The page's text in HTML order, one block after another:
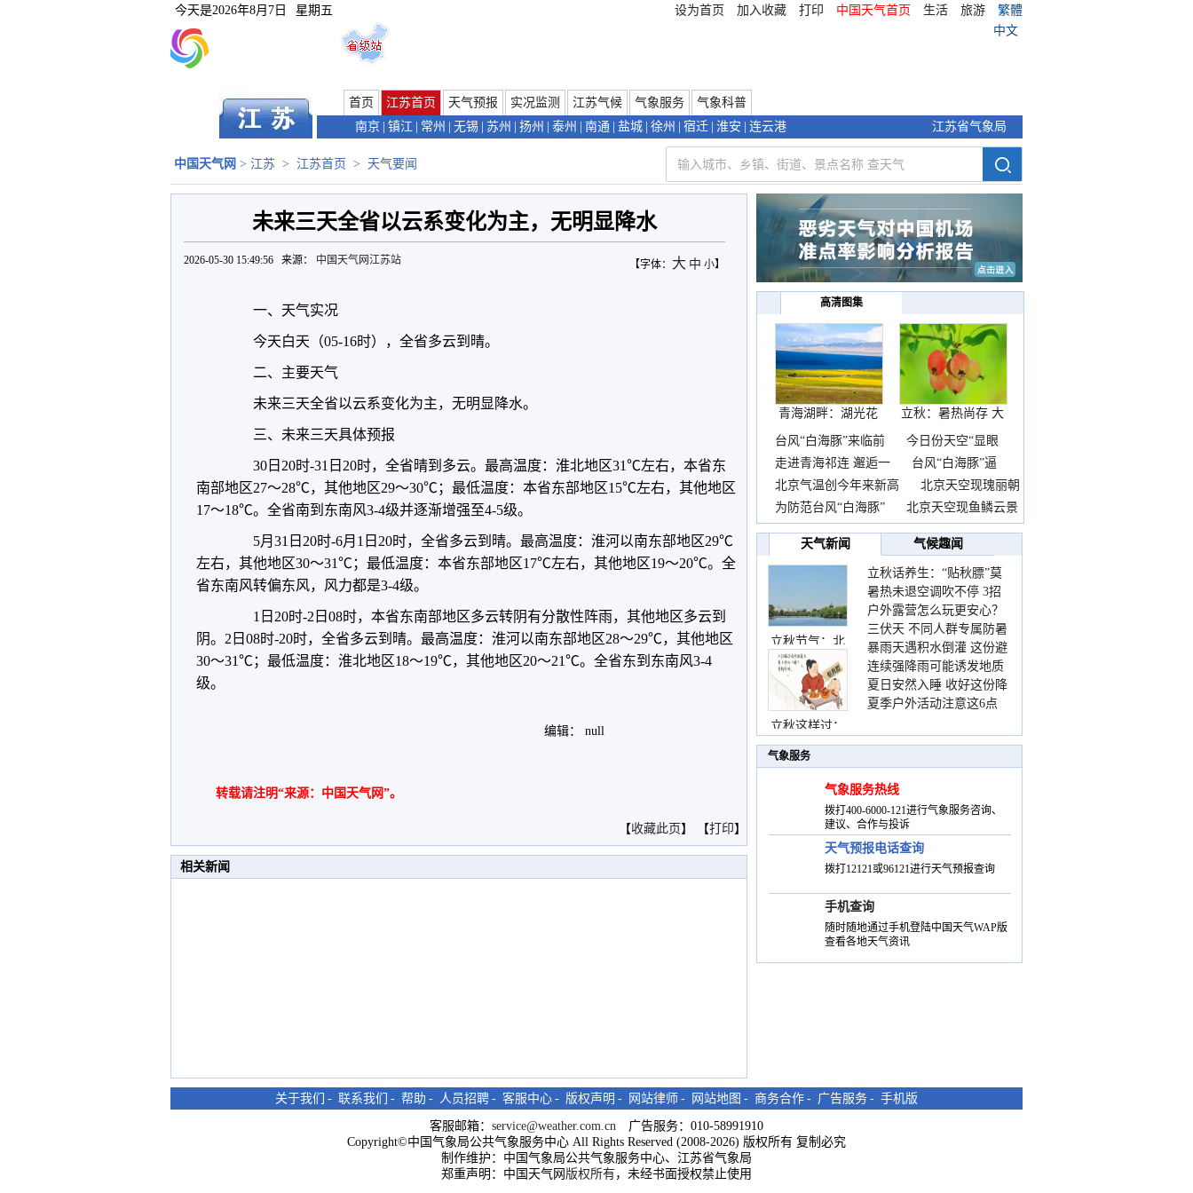
今天是2026年8月7日 星期五 设为首页 加入收藏 打印 中国天气首页 生活 旅游
繁體
中文
首页 江苏首页 天气预报 实况监测 江苏气候 气象服务
气象科普
南京 镇江 常州 无锡 苏州 扬州 泰州 南通 盐城 徐州 宿迁 淮安 连云港 江苏省气象局
中国天气网 > 江苏 > 江苏首页 > 天气要闻
未来三天全省以云系变化为主，无明显降水
【字体： 大 中 小】
2026-05-30 15:49:56 来源： 中国天气网江苏站
一、天气实况
今天白天（05-16时），全省多云到晴。
二、主要天气
未来三天全省以云系变化为主，无明显降水。
三、未来三天具体预报
30日20时-31日20时，全省晴到多云。最高温度：淮北地区31℃左右，本省东
南部地区27～28℃，其他地区29～30℃；最低温度：本省东部地区15℃左右，其他地区
17～18℃。全省南到东南风3-4级并逐渐增强至4-5级。
5月31日20时-6月1日20时，全省多云到晴。最高温度：淮河以南东部地区29℃
左右，其他地区30～31℃；最低温度：本省东部地区17℃左右，其他地区19～20℃。全
省东南风转偏东风，风力都是3-4级。
1日20时-2日08时，本省东南部地区多云转阴有分散性阵雨，其他地区多云到
阴。2日08时-20时，全省多云到晴。最高温度：淮河以南东部地区28～29℃，其他地区
30～31℃；最低温度：淮北地区18～19℃，其他地区20～21℃。全省东到东南风3-4
级。
编辑： null
转载请注明“来源：中国天气网”。
【收藏此页 】 【打印】
相关新闻
高清图集
青海湖畔：湖光花
海长
立秋：暑热尚存 大
台风“白海豚”来临前
今日份天空“显眼
包”
走进青海祁连 邂逅一
台风“白海豚”逼
近
北京气温创今年来新高
北京天空现瑰丽朝
霞
为防范台风“白海豚”
北京天空现鱼鳞云景
观
天气新闻
气候趣闻
立秋节气：北
立秋这样过：
立秋话养生：“贴秋膘”莫
着急 先清暑再防燥
暑热未退空调吹不停 3招
护住肩颈不酸痛
户外露营怎么玩更安心？
这份攻略请收好
三伏天 不同人群专属防暑
要点请收好
暴雨天遇积水倒灌 这份避
险提示请收好
连续强降雨可能诱发地质
灾害 这些前兆要知道
夏日安然入睡 收好这份降
温小贴士
夏季户外活动注意这6点
气象服务
气象服务热线
拨打400-6000-121进行气象服务咨询、
建议、合作与投诉
天气预报电话查询
拨打12121或96121进行天气预报查询
手机查询
随时随地通过手机登陆中国天气WAP版
查看各地天气资讯
关于我们 - 联系我们 - 帮助 - 人员招聘 - 客服中心 - 版权声明 - 网站律师 - 网站地图 - 商务合作 - 广告服务 - 手机版
客服邮箱： service@weather.com.cn 广告服务：010-58991910
Copyright©中国气象局公共气象服务中心 All Rights Reserved (2008-2026) 版权所有 复制必究
制作维护：中国气象局公共气象服务中心、江苏省气象局
郑重声明：中国天气网 版权所有，未经书面授权禁止使用